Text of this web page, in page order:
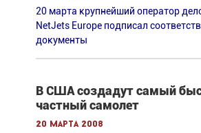
20 марта крупнейший оператор
NetJets Europe подписал
документы
В США создадут самый
частный самолет
20 марта 2008